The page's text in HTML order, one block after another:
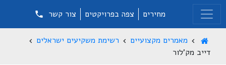
מחירים צפה בפרויקטים צור קשר
מאמרים מקצועיים
רשימת משקיעים ישראלים
דייב מק'לור